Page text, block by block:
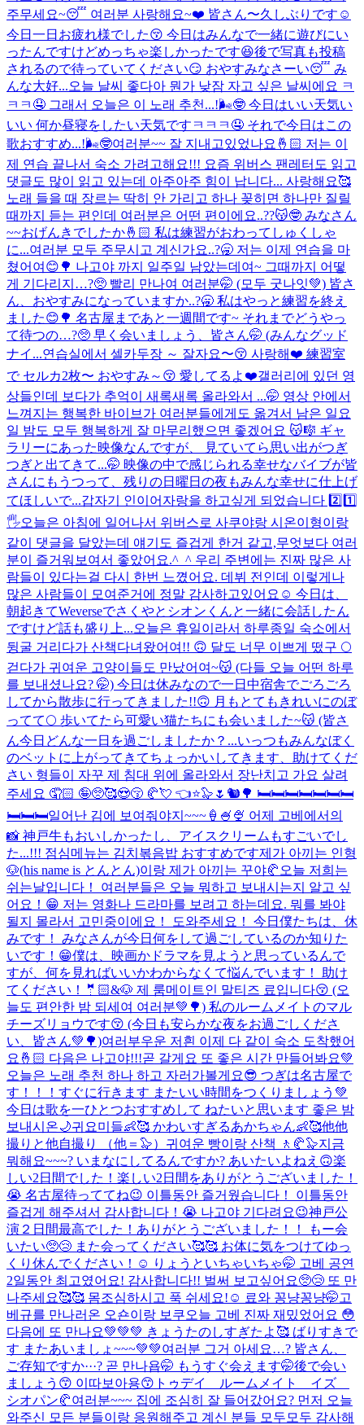
주무세요~😴 여러분 사랑해요~❤️ 皆さん〜久しぶりです☺️
今日一日お疲れ様でした😚 今日はみんなで一緒に遊びにい
ったんですけどめっちゃ楽しかったです😆後で写真も投稿
されるので待っていてください😏 おやすみなさーい😴 み
んな大好...오늘 날씨 좋다아 뭔가 낮잠 자고 싶은 날씨에요 ㅋ
ㅋㅋ🤤 그래서 오늘은 이 노래 추천...!🌬️🤓 今日はいい天気い
いい 何か昼寝をしたい天気ですㅋㅋㅋ🤤 それで今日はこの
歌おすすめ...!🌬🤓여러분~~ 잘 지내고있었나요🤞🏻 저는 이
제 연습 끝나서 숙소 가려고해요!!! 요즘 위버스 팬레터도 읽고
댓글도 많이 읽고 있는데 아주아주 힘이 납니다... 사랑해요🥰
노래 들을 때 장르는 딱히 안 가리고 하나 꽂히면 하나만 질릴
때까지 듣는 편인데 여러분은 어떤 편이에요..??😽🤓 みなさん
~~おげんきでしたか🤞🏻 私は練習がおわってしゅくしゃ
に...여러분 모두 주무시고 계신가요..?🥱 저는 이제 연습을 마
쳤어여😊🌳 나고야 까지 일주일 남았는데여~ 그때까지 어떻
게 기다리지…?🥺 빨리 만나여 여러분🤭 (모두 굿나잇💚) 皆さ
ん、おやすみになっていますか..?🥱 私はやっと練習を終え
ました😊🌳 名古屋まであと一週間です~ それまでどうやっ
て待つの…?🥺 早く会いましょう、皆さん🤭 (みんなグッド
ナイ...연습실에서 셀카두장 ～ 잘자요〜😚 사랑해❤️ 練習室
で セルカ2枚〜 おやすみ～😚 愛してるよ❤️갤러리에 있던 영
상들인데 보다가 추억이 새록새록 올라와서 ...🤭 영상 안에서
느껴지는 행복한 바이브가 여러분들에게도 옮겨서 남은 일요
일 밤도 모두 행복하게 잘 마무리했으면 좋겠어요 😽🎼 ギャ
ラリーにあった映像なんですが、 見ていてら思い出がつぎ
つぎと出てきて...🤭 映像の中で感じられる幸せなバイブが皆
さんにもうつって、残りの日曜日の夜もみんな幸せに仕上げ
てほしいで...갑자기 인이어자랑을 하고싶게 되었습니다 2️⃣1️⃣
🖐️오늘은 아침에 일어나서 위버스로 사쿠야랑 시온이형이랑
같이 댓글을 달았는데 얘기도 즐겁게 한거 같고,무엇보다 여러
분이 즐거워보여서 좋았어요.^_^ 우리 주변에는 진짜 많은 사
람들이 있다는걸 다시 한번 느꼈어요. 데뷔 전인데 이렇게나
많은 사람들이 모여준거에 정말 감사하고있어요☺️ 今日は、
朝起きてWeverseでさくやとシオンくんと一緒に会話したん
ですけど話も盛り上...오늘은 휴일이라서 하루종일 숙소에서
뒹굴 거리다가 산책다녀왔어여!! 🙃 달도 너무 이쁘게 떴구 🌕
걷다가 귀여운 고양이들도 만났어여~😽 (다들 오늘 어떤 하루
를 보내셨나요? 🤭) 今日は休みなので一日中宿舎でごろごろ
してから散歩に行ってきました!!🙃 月もとてもきれいにのぼ
ってて🌕 歩いてたら可愛い猫たちにも会いました~😽 (皆さ
ん今日どんな一日を過ごしましたか？...いっつもみんなぼく
のベットに上がってきてちょっかいしてきます、助けてくだ
さい 형들이 자꾸 제 침대 위에 올라와서 장난치고 가요 살려
주세요 🤦🏻 🤪🥺🥰😍😚 🥐💘 👈⭐️🦭🌷🐿🌳 🛏🛏🛏🛏🛏🛏🛏
🛏🛏🛏일어난 김에 보여줘야지~~~🍦🍧🍨 어제 고베에서의
📸 神戸牛もおいしかったし、アイスクリームもすごいでし
た...!!! 점심메뉴는 김치볶음밥 おすすめです제가 아끼는 인형
🐶(his name is とんとん)이랑 제가 아끼는 꾸야🥐 오늘 저희는
쉬는날입니다！ 여러분들은 오늘 뭐하고 보내시는지 알고 싶
어요！😁 저는 영화나 드라마를 보려고 하는데요. 뭐를 봐야
될지 몰라서 고민중이에요！ 도와주세요！ 今日僕たちは、休
みです！ みなさんが今日何をして過ごしているのか知りた
いです！😁僕は、映画かドラマを見ようと思っているんで
すが、何を見ればいいかわからなくて悩んでいます！ 助け
てください！
🤵🏻&🐶 제 룸메이트인 말티즈 료입니다😚 (오
늘도 편안한 밤 되세여 여러분💚🌳) 私のルームメイトのマル
チーズリョウです😚 (今日も安らかな夜をお過ごしくださ
い、皆さん💚🌳)여러부우운 저흰 이제 다 같이 숙소 도착했어
요🤞🏻 다음은 나고야!!!곧 갈게요 또 좋은 시간 만들어봐요💚
오늘은 노래 추천 하나 하고 자러가볼게요😎 つぎは名古屋で
す！！！すぐに行きます またいい時間をつくりましょう💚
今日は歌を一ひとつおすすめして ねたいと思います 좋은 밤
보내시온🌙귀요미들👶🥰 かわいすぎるあかちゃん👶🥰他他
撮りと他自撮り （他＝🦭） 귀여운 빵이랑 산책 🚶🥐🦭지금
뭐해요~~~? いまなにしてるんですか? あいたいよねえ🙃楽
しい2日間でした！楽しい2日間をありがとうございました！
😭 名古屋待っててね😉 이틀동안 즐거웠습니다！ 이틀동안
즐겁게 해주셔서 감사합니다！😭 나고야 기다려요😉神戸公
演２日間最高でした！ありがとうございました！！ もー会
いたい🥺😢 また会ってください🥰🥰 お体に気をつけてゆっ
くり休んでください！☺️ りょうといちゃいちゃ🤭 고베 공연
2일동안 최고였어요! 감사합니다!! 벌써 보고싶어요🥺😢 또 만
나주세요🥰🥰 몸조심하시고 푹 쉬세요!☺️ 료와 꽁냥꽁냥🤭고
베규를 만나러온 오숀이랑 보쿠오늘 고베 진짜 재밌었어요 😳
다음에 또 만나요💚💚💚 きょうたのしすぎたよ🥰 ばりすきで
す またあいましょ~~~💚💚여러분 그거 아세요…? 皆さん、
ご存知ですか···? 곧 만나욥🤭 もうすぐ会えます🤭後で会い
ましょう😙 이따보아용😙 トゥデイ ルームメイト イズ
シオパン🥐여러분~~~ 집에 조심히 잘 들어갔어요? 먼저 오늘
와주신 모든 분들이랑 응원해주고 계신 분들 모두모두 감사해